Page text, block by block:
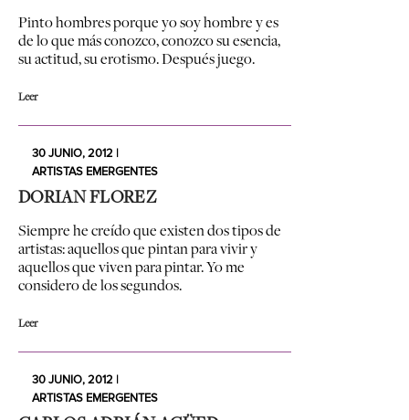
Pinto hombres porque yo soy hombre y es
de lo que más conozco, conozco su esencia,
su actitud, su erotismo. Después juego.
Leer
30 JUNIO, 2012 |
ARTISTAS EMERGENTES
DORIAN FLOREZ
Siempre he creído que existen dos tipos de
artistas: aquellos que pintan para vivir y
aquellos que viven para pintar. Yo me
considero de los segundos.
Leer
30 JUNIO, 2012 |
ARTISTAS EMERGENTES